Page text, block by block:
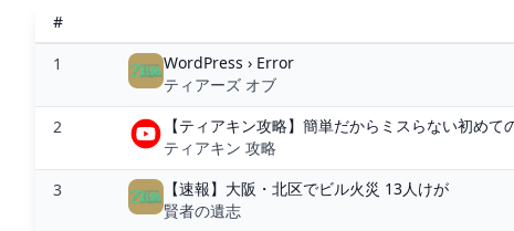
#
1
WordPress › Error
ティアーズ オブ
2
【ティアキン攻略】簡単だからミスらない初め
ティアキン 攻略
3
【速報】大阪・北区でビル火災 13人けが
賢者の遺志